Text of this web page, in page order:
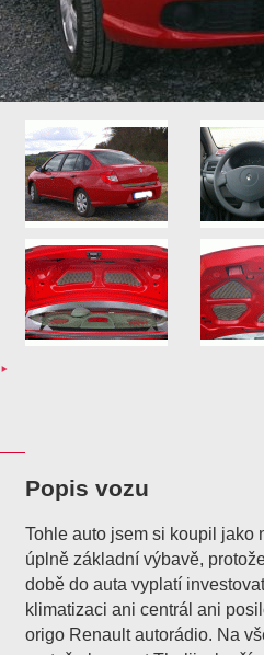
Popis vozu
Tohle auto jsem si koupil jako
úplně základní výbavě,
době do auta vyplatí
klimatizaci ani centrál ani
origo Renault autorádio. Na